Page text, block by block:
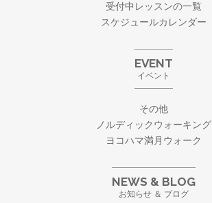
受付中レッスンの一覧
スケジュールカレンダー
EVENT
イベント
その他
ノルディックウォーキング
ヨコハマ満月ウォーク
NEWS & BLOG
お知らせ ＆ ブログ